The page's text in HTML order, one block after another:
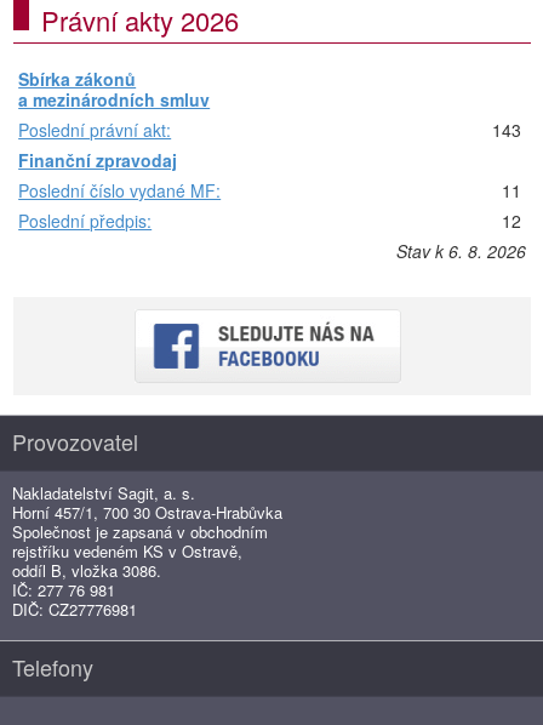
Právní akty 2026
Sbírka zákonů
a mezinárodních smluv
Poslední právní akt:
143
Finanční zpravodaj
Poslední číslo vydané MF:
11
Poslední předpis:
12
Stav k 6. 8. 2026
Provozovatel
Nakladatelství Sagit, a. s.
Horní 457/1, 700 30 Ostrava-Hrabůvka
Společnost je zapsaná v obchodním
rejstříku vedeném KS v Ostravě,
oddíl B, vložka 3086.
IČ: 277 76 981
DIČ: CZ27776981
Telefony